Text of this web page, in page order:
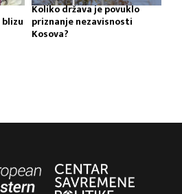
Koliko država je povuklo
priznanje nezavisnosti
Kosova?